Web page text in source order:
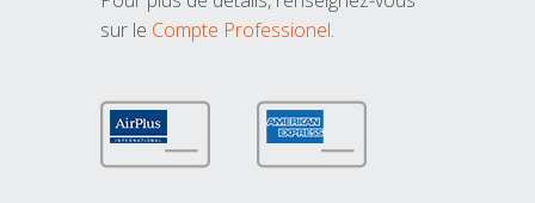
sur le Compte Professionel.